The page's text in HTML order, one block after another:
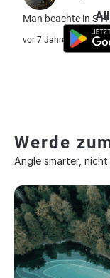
Man beachte in S-
vor 7 Jahre
Werde
Angle smarter, nicht